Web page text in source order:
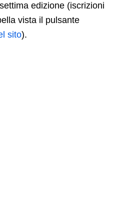
edizione (iscrizioni
vista il pulsante
sito).